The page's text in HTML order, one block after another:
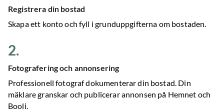
Registrera din bostad
Skapa ett konto och fyll i grunduppgifterna om bostaden.
2.
Fotografering och annonsering
Professionell fotograf dokumenterar din bostad. Din
mäklare granskar och publicerar annonsen på Hemnet och
Booli.